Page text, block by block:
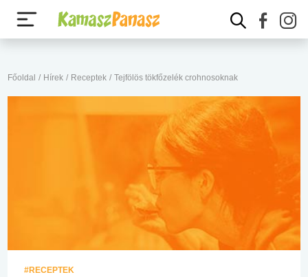
Főoldal / Hírek / Receptek / Tejfölös tökfőzelék crohnosoknak
#RECEPTEK